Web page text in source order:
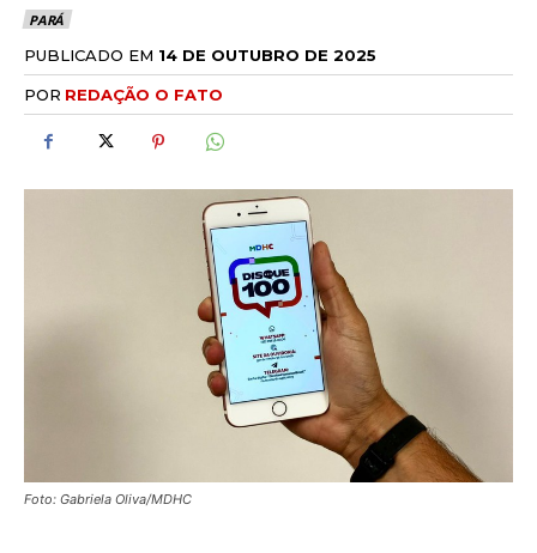
PARÁ
PUBLICADO EM 14 DE OUTUBRO DE 2025
POR REDAÇÃO O FATO
Foto: Gabriela Oliva/MDHC